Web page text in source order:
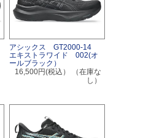
アシックス GT2000-14
エキストラワイド 002(オ
ールブラック）
16,500円(税込）
（在庫な
し）